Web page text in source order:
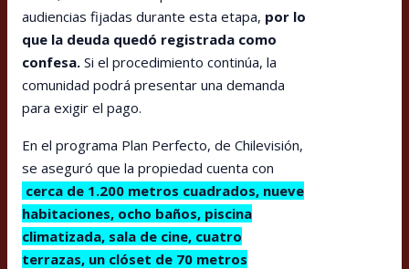
audiencias fijadas durante esta etapa, por lo
que la deuda quedó registrada como
confesa. Si el procedimiento continúa, la
comunidad podrá presentar una demanda
para exigir el pago.
En el programa Plan Perfecto, de Chilevisión,
se aseguró que la propiedad cuenta con
cerca de 1.200 metros cuadrados, nueve
habitaciones, ocho baños, piscina
climatizada, sala de cine, cuatro
terrazas, un clóset de 70 metros